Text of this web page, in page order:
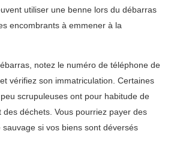
utiliser une benne lors du débarras
encombrants à emmener à la
notez le numéro de téléphone de
vérifiez son immatriculation. Certaines
scrupuleuses ont pour habitude de
déchets. Vous pourriez payer des
si vos biens sont déversés